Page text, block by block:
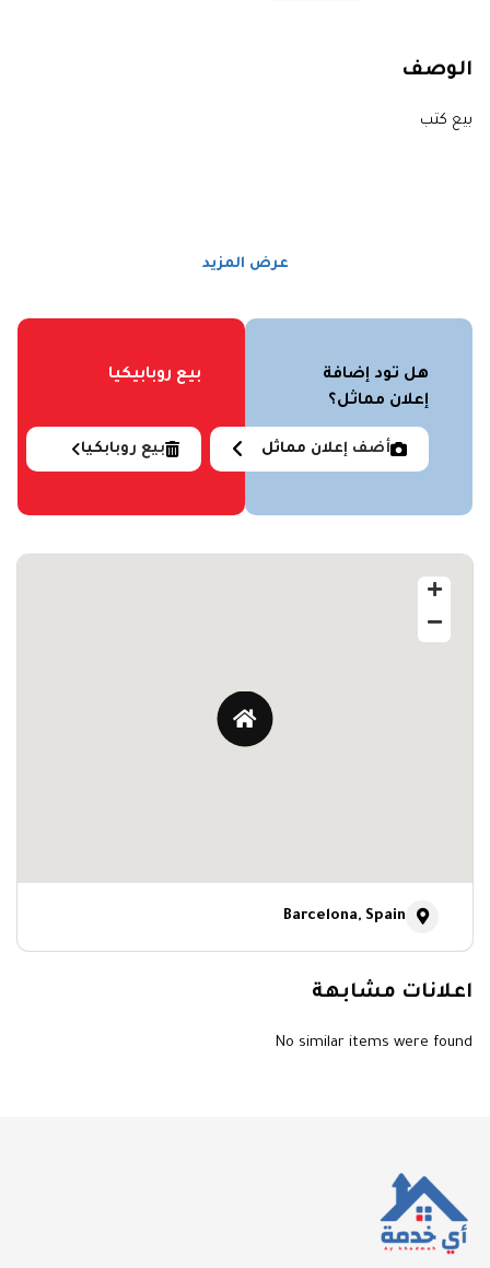
الوصف
بيع كتب
عرض المزيد
هل تود إضافة
إعلان مماثل؟
أضف إعلان مماثل
بيع روبابيكيا
بيع روبابكيا
Barcelona, Spain
اعلانات مشابهة
No similar items were found